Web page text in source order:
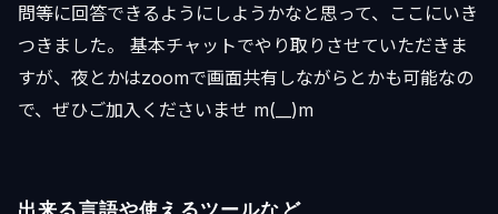
問等に回答できるようにしようかなと思って、ここにいき
つきました。 基本チャットでやり取りさせていただきま
すが、夜とかはzoomで画面共有しながらとかも可能なの
で、ぜひご加入くださいませ m(__)m
出来る言語や使えるツールなど